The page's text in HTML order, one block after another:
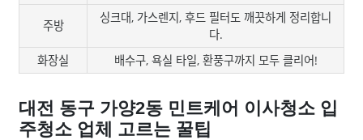
주방
싱크대, 가스렌지, 후드 필터도 깨끗하게 정리합니
다.
화장실
배수구, 욕실 타일, 환풍구까지 모두 클리어!
대전 동구 가양2동 민트케어 이사청소 입
주청소 업체 고르는 꿀팁